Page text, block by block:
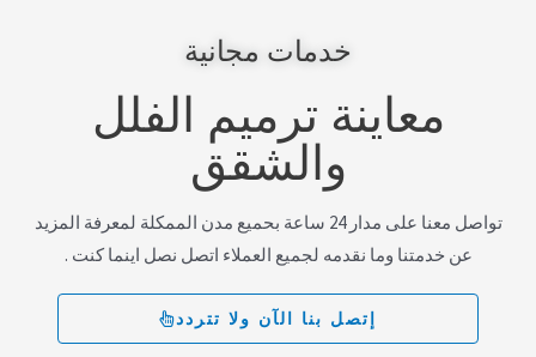
خدمات مجانية
معاينة ترميم الفلل
والشقق
تواصل معنا على مدار 24 ساعة بحميع مدن الممكلة لمعرفة المزيد
عن خدمتنا وما نقدمه لجميع العملاء اتصل نصل اينما كنت .
إتصل بنا الآن ولا تتردد